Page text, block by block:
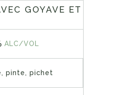
GOYAVE ET
ALC/VOL
pinte, pichet